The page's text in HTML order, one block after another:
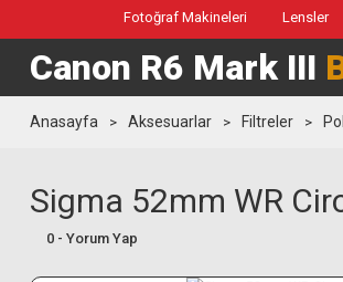
Fotoğraf Makineleri Lensler
Canon R6 Mark III
Anasayfa Aksesuarlar Filtreler
Sigma 52mm WR
0 - Yorum Yap